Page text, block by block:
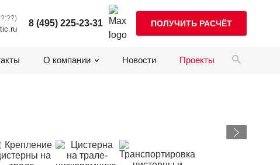
)
8 (495) 225-23-31 ПОЛУЧИТЬ РАСЧЁТ
О компании Новости Проекты